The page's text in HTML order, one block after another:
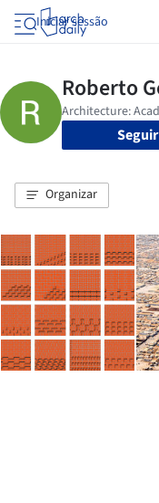
Iniciar sessão
Seguir
Organizar